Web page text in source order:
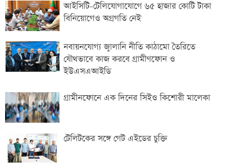
আইসিটি-টেলিযোগাযোগে ৬৫ হাজার কোটি টাকা
বিনিয়োগেও অগ্রগতি নেই
নবায়নযোগ্য জ্বালানি নীতি কাঠামো তৈরিতে
যৌথভাবে কাজ করবে গ্রামীণফোন ও
ইউএসএআইডি
গ্রামীনফোনে এক দিনের সিইও কিশোরী মালেকা
টেলিটকের সঙ্গে গেট এইডের চুক্তি